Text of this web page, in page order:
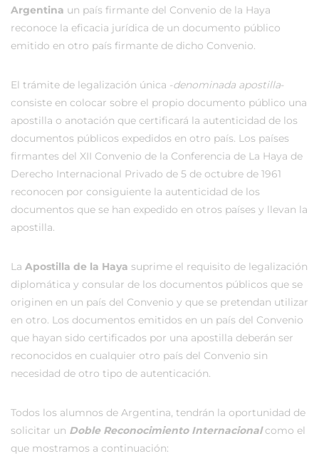
Argentina un país firmante del Convenio de la Haya
reconoce la eficacia jurídica de un documento público
emitido en otro país firmante de dicho Convenio.
El trámite de legalización única -denominada apostilla-
consiste en colocar sobre el propio documento público una
apostilla o anotación que certificará la autenticidad de los
documentos públicos expedidos en otro país. Los países
firmantes del XII Convenio de la Conferencia de La Haya de
Derecho Internacional Privado de 5 de octubre de 1961
reconocen por consiguiente la autenticidad de los
documentos que se han expedido en otros países y llevan la
apostilla.
La Apostilla de la Haya suprime el requisito de legalización
diplomática y consular de los documentos públicos que se
originen en un país del Convenio y que se pretendan utilizar
en otro. Los documentos emitidos en un país del Convenio
que hayan sido certificados por una apostilla deberán ser
reconocidos en cualquier otro país del Convenio sin
necesidad de otro tipo de autenticación.
Todos los alumnos de Argentina, tendrán la oportunidad de
solicitar un Doble Reconocimiento Internacionalcomo el
que mostramos a continuación: